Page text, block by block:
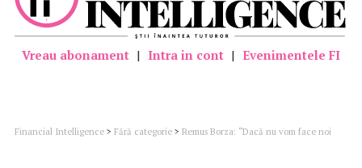
Vreau abonament | Intra in cont | Evenimentele FI
Financial Intelligence > Fără categorie > Remus Borza: “Dacă nu vom face noi